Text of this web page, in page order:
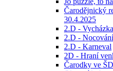
Čarodějnický
30.4.2025
2.D -
2.D - Nocování
2.D - Karneval
2D - Hraní
Čarodky ve